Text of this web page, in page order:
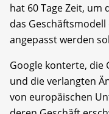
hat 60 Tage Zeit,
das
angepasst werden
Google konterte, die
und die verlangten
von europäischen